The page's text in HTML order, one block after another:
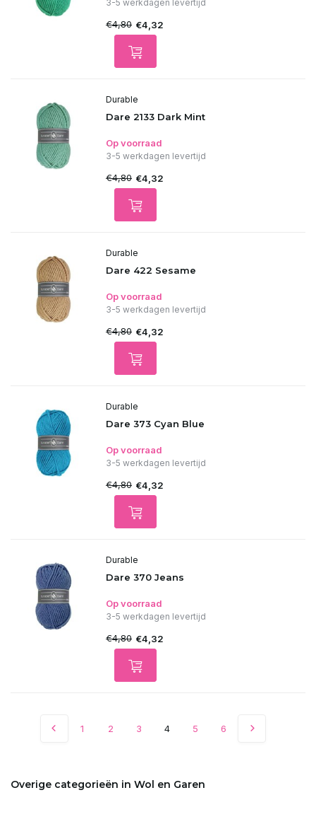
3-5 werkdagen levertijd
€4,80 €4,32
Durable
Dare 2133 Dark Mint
Op voorraad
3-5 werkdagen levertijd
€4,80 €4,32
Durable
Dare 422 Sesame
Op voorraad
3-5 werkdagen levertijd
€4,80 €4,32
Durable
Dare 373 Cyan Blue
Op voorraad
3-5 werkdagen levertijd
€4,80 €4,32
Durable
Dare 370 Jeans
Op voorraad
3-5 werkdagen levertijd
€4,80 €4,32
1 2 3 4 5 6
Overige categorieën in Wol en Garen